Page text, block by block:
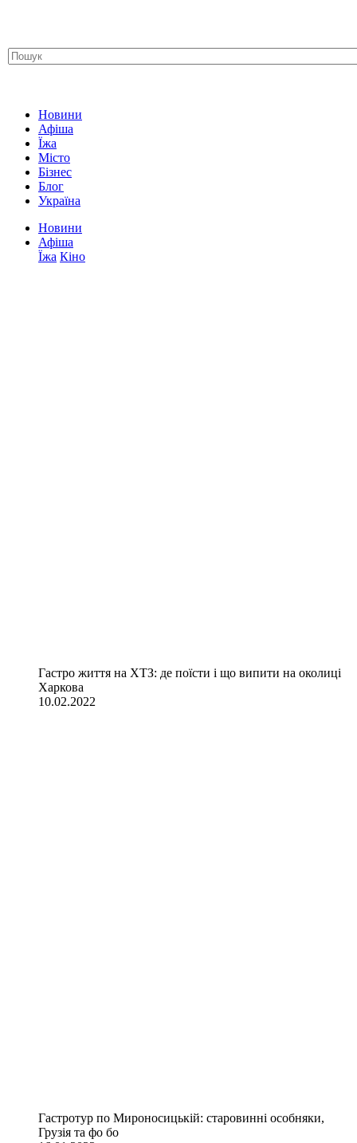
Новини
Афіша
Їжа
Місто
Бізнес
Блог
Україна
Новини
Афіша
Їжа Кіно
Гастро життя на ХТЗ: де поїсти і що випити на околиці
Харкова
10.02.2022
Гастротур по Мироносицькій: старовинні особняки,
Грузія та фо бо